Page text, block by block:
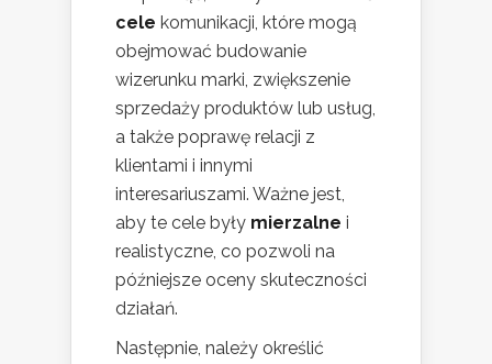
cele komunikacji, które mogą
obejmować budowanie
wizerunku marki, zwiększenie
sprzedaży produktów lub usług,
a także poprawę relacji z
klientami i innymi
interesariuszami. Ważne jest,
aby te cele były mierzalne i
realistyczne, co pozwoli na
późniejsze oceny skuteczności
działań.
Następnie, należy określić